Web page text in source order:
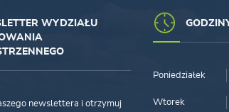
WYDZIAŁU
newslettera i otrzymuj
Poniedziałek
Wtorek